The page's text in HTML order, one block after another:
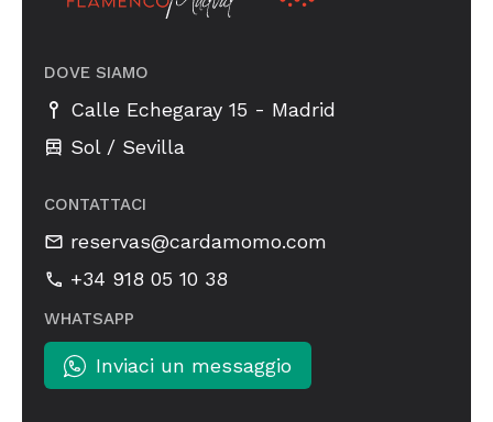
DOVE SIAMO
Calle Echegaray 15 - Madrid
Sol / Sevilla
CONTATTACI
reservas@cardamomo.com
+34 918 05 10 38
WHATSAPP
Inviaci un messaggio